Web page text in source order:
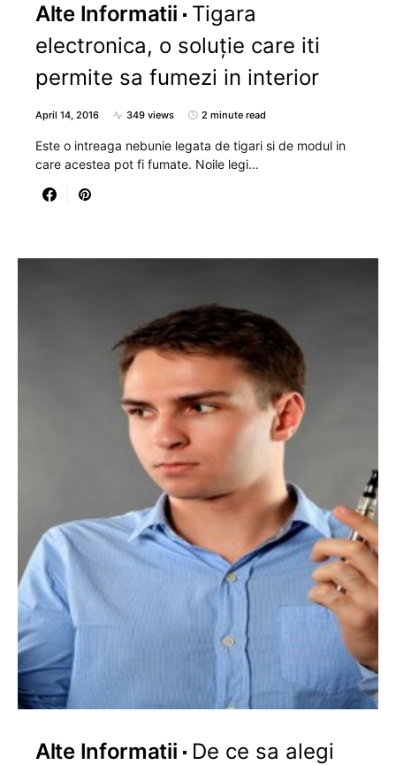
Alte Informatii
Tigara
electronica, o soluție care iti
permite sa fumezi in interior
April 14, 2016 349 views 2 minute read
Este o intreaga nebunie legata de tigari si de modul in
care acestea pot fi fumate. Noile legi…
Alte Informatii
De ce sa alegi